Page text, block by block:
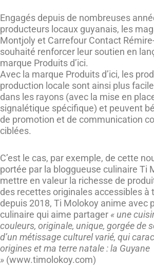
Engagés depuis de nombreuses
producteurs locaux guyanais, les
Montjoly et Carrefour Contact
souhaité renforcer leur soutien en
marque Produits d’ici.
Avec la marque Produits d’ici, les
production locale sont ainsi plus
dans les rayons (avec la mise en
signalétique spécifique) et peuvent
de promotion et de communication
ciblées.
C’est le cas, par exemple, de cette
portée par la bloggueuse culinaire Ti
mettre en valeur la richesse de
des recettes originales accessibles à
depuis 2018, Ti Molokoy anime avec
culinaire qui aime partager « une
couleurs, originale, unique, gorgée de
d’un métissage culturel varié, qui
origines et ma terre natale : la Guyane
» (www.timolokoy.com)